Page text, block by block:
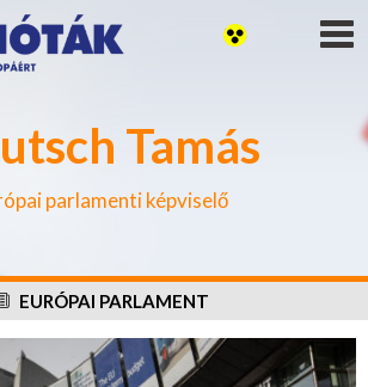
Tamás
parlamenti képviselő
EURÓPAI PARLAMENT